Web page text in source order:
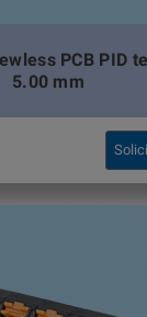
PCB PID
5.00 mm